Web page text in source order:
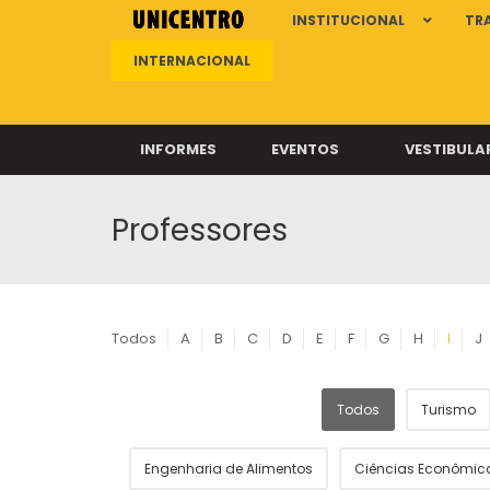
INSTITUCIONAL
INTERNACIONAL
INFORMES EVENTOS
Professores
Todos A B C D E F G H I J
Todos Turismo
Engenharia de Alimentos Ciências